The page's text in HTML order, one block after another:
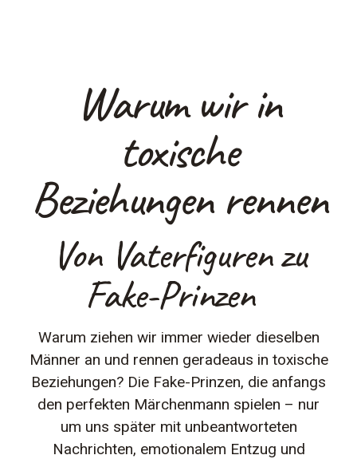
Warum wir in
toxische
Beziehungen rennen
Von Vaterfiguren zu
Fake-Prinzen
Warum ziehen wir immer wieder dieselben
Männer an und rennen geradeaus in toxische
Beziehungen? Die Fake-Prinzen, die anfangs
den perfekten Märchenmann spielen – nur
um uns später mit unbeantworteten
Nachrichten, emotionalem Entzug und